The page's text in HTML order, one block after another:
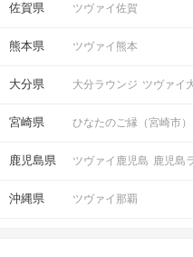
佐賀県 ツヴァイ佐賀
熊本県 ツヴァイ熊本
大分県 大分ラウンジ ツヴァイ
宮崎県 ひなたのご縁（宮崎市）
鹿児島県 ツヴァイ鹿児島 鹿児島
沖縄県 ツヴァイ那覇